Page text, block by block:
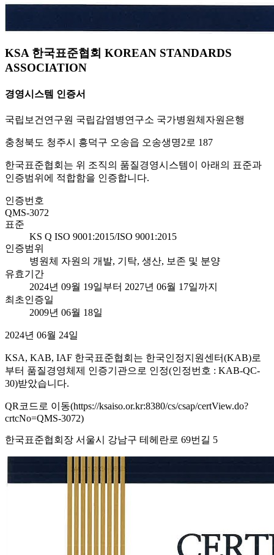
KSA 한국표준협회 KOREAN STANDARDS
ASSOCIATION
경영시스템 인증서
국립보건연구원 국립감염병연구소 국가병원체자원은행
충청북도 청주시 흥덕구 오송읍 오송생명2로 187
한국표준협회는 위 조직의 품질경영시스템이 아래의 표준과
인증범위에 적합함을 인증합니다.
인증번호
QMS-3072
표준
KS Q ISO 9001:2015/ISO 9001:2015
인증범위
병원체 자원의 개발, 기탁, 생산, 보존 및 분양
유효기간
2024년 09월 19일부터 2027년 06월 17일까지
최초인증일
2009년 06월 18일
2024년 06월 24일
KSA, KAB, IAF 한국표준협회는 한국인정지원센터(KAB)로
부터 품질경영체제 인증기관으로 인정(인정번호 : KAB-QC-
30)받았습니다.
QR코드로 이동(https://ksaiso.or.kr:8380/cs/csap/certView.do?
crtcNo=QMS-3072)
한국표준협회장 서울시 강남구 테헤란로 69번길 5